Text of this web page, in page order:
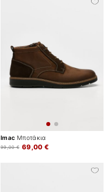
Imac Μποτάκια
69,00 €
99,00 €